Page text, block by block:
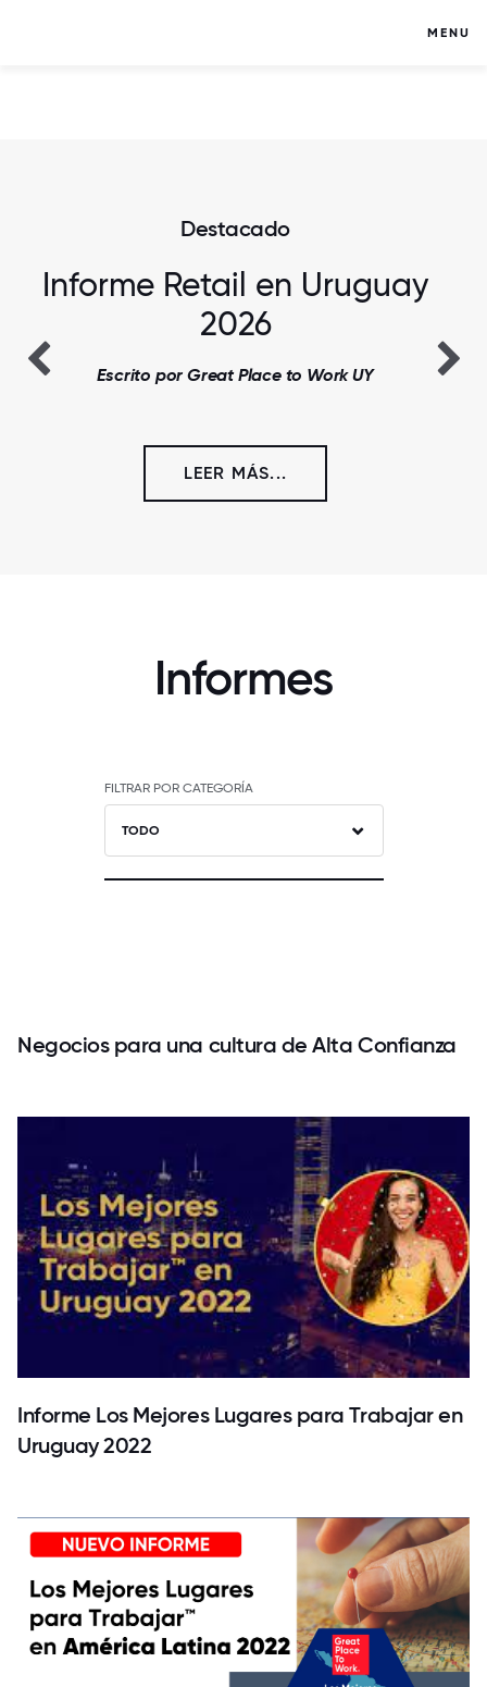
MENU
Destacado
Informe Retail en Uruguay
2026
Escrito por Great Place to Work UY
LEER MÁS...
Informes
FILTRAR POR CATEGORÍA
TODO
Negocios para una cultura de Alta Confianza
Informe Los Mejores Lugares para Trabajar en
Uruguay 2022